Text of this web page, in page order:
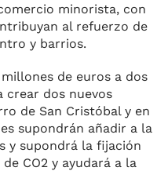
minorista, con
al refuerzo de
y barrios.
de euros a dos
crear dos nuevos
de San Cristóbal y en
supondrán añadir a la
y supondrá la fijación
CO2 y ayudará a la